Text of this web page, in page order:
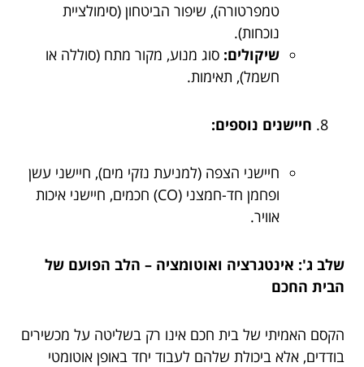
טמפרטורה), שיפור הביטחון (סימולציית
נוכחות).
שיקולים: סוג מנוע, מקור מתח (סוללה או
חשמל), תאימות.
חיישנים נוספים:
חיישני הצפה (למניעת נזקי מים), חיישני עשן
ופחמן חד-חמצני (CO) חכמים, חיישני איכות
אוויר.
שלב ג': אינטגרציה ואוטומציה – הלב הפועם של
הבית החכם
הקסם האמיתי של בית חכם אינו רק בשליטה על מכשירים
בודדים, אלא ביכולת שלהם לעבוד יחד באופן אוטומטי